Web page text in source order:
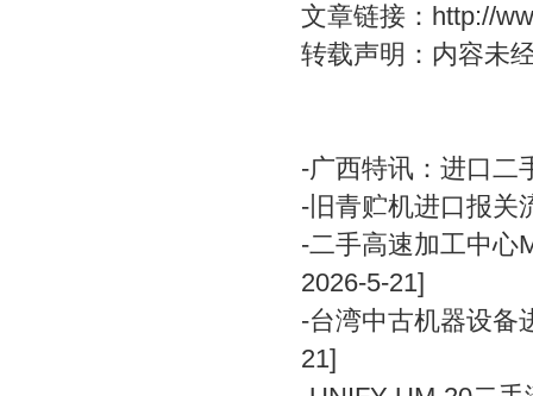
文章链接： http://
转载声明：内容未
-广西特讯：进口二
- 旧青贮机进口报
-二手高速加工中心
2026-5-21]
-台湾中古机器设备
21]